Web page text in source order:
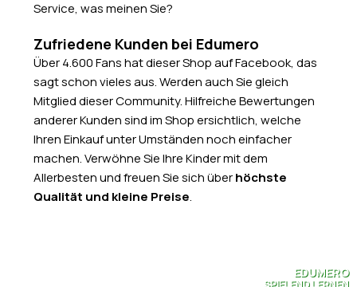
Service, was meinen Sie?
Zufriedene Kunden bei Edumero
Über 4.600 Fans hat dieser Shop auf Facebook, das
sagt schon vieles aus. Werden auch Sie gleich
Mitglied dieser Community. Hilfreiche Bewertungen
anderer Kunden sind im Shop ersichtlich, welche
Ihren Einkauf unter Umständen noch einfacher
machen. Verwöhne Sie Ihre Kinder mit dem
Allerbesten und freuen Sie sich überhöchste
Qualität und kleine Preise.
EDUMERO
SPIELEND LERNEN